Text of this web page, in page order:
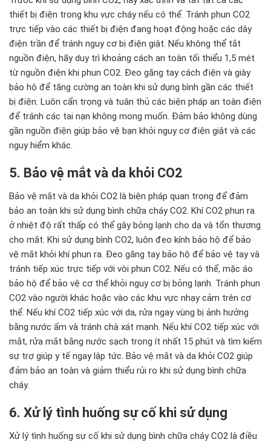
thiết bị điện trong khu vực cháy nếu có thể. Tránh phun CO2
trực tiếp vào các thiết bị điện đang hoạt động hoặc các dây
điện trần để tránh nguy cơ bị điện giật. Nếu không thể tắt
nguồn điện, hãy duy trì khoảng cách an toàn tối thiểu 1,5 mét
từ nguồn điện khi phun CO2. Đeo găng tay cách điện và giày
bảo hộ để tăng cường an toàn khi sử dụng bình gần các thiết
bị điện. Luôn cẩn trọng và tuân thủ các biện pháp an toàn điện
để tránh các tai nạn không mong muốn. Đảm bảo không dùng
gần nguồn điện giúp bảo vệ bạn khỏi nguy cơ điện giật và các
nguy hiểm khác.
5. Bảo vệ mắt và da khỏi CO2
Bảo vệ mắt và da khỏi CO2 là biện pháp quan trọng để đảm
bảo an toàn khi sử dụng bình chữa cháy CO2. Khí CO2 phun ra
ở nhiệt độ rất thấp có thể gây bỏng lạnh cho da và tổn thương
cho mắt. Khi sử dụng bình CO2, luôn đeo kính bảo hộ để bảo
vệ mắt khỏi khí phun ra. Đeo găng tay bảo hộ để bảo vệ tay và
tránh tiếp xúc trực tiếp với vòi phun CO2. Nếu có thể, mặc áo
bảo hộ để bảo vệ cơ thể khỏi nguy cơ bị bỏng lạnh. Tránh phun
CO2 vào người khác hoặc vào các khu vực nhạy cảm trên cơ
thể. Nếu khí CO2 tiếp xúc với da, rửa ngay vùng bị ảnh hưởng
bằng nước ấm và tránh chà xát mạnh. Nếu khí CO2 tiếp xúc với
mắt, rửa mắt bằng nước sạch trong ít nhất 15 phút và tìm kiếm
sự trợ giúp y tế ngay lập tức. Bảo vệ mắt và da khỏi CO2 giúp
đảm bảo an toàn và giảm thiểu rủi ro khi sử dụng bình chữa
cháy.
6. Xử lý tình huống sự cố khi sử dụng
Xử lý tình huống sự cố khi sử dụng bình chữa cháy CO2 là điều